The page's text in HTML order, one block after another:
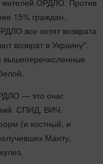
ОРДЛО. Против
15% граждан.
все хотят возврата
возврат в Украину".
вышеперечисленные
— это очаг
СПИД, ВИЧ.
(и костный, и
Манту,